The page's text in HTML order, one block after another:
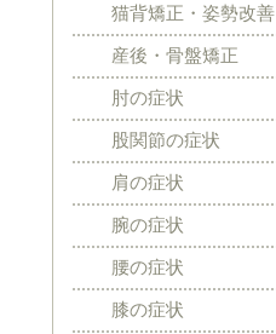
猫背矯正・姿勢改善
産後・骨盤矯正
肘の症状
股関節の症状
肩の症状
腕の症状
腰の症状
膝の症状